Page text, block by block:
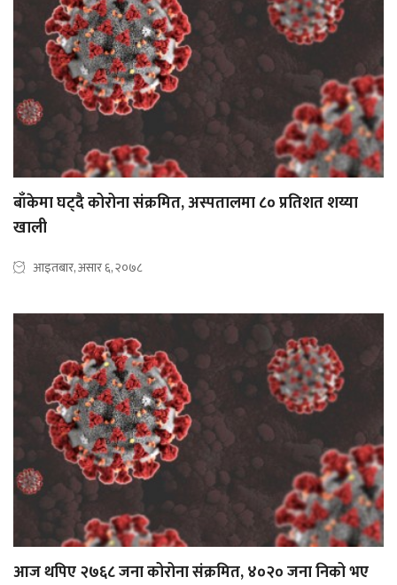
बाँकेमा घट्दै कोरोना संक्रमित, अस्पतालमा ८० प्रतिशत शय्या
खाली
आइतबार, असार ६, २०७८
आज थपिए २७६८ जना कोरोना संक्रमित, ४०२० जना निको भए